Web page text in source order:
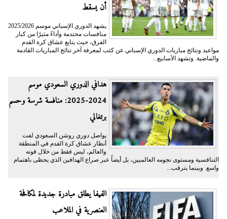
أن يسقط
يشهد الدوري الإسباني موسم 2025/2026
منافسات محتدمة وأداءً مثيرًا من كبار
الفرق، حيث يتابع عشاق كرة القدم
مواعيد ونتائج مباريات الدوري الإسباني عن كثب لمعرفة آخر نتائج المباريات القادمة
والماضية. وتشهد الأسابيع...
هدافي الدوري السعودي موسم
2024-2025: منافسة شرسة وحسم
برتغالي
يواصل دوري روشن السعودي لفت
أنظار عشاق كرة القدم في المنطقة
والعالم، ليس فقط من خلال قوته
التنافسية ومستوى نجومه العالميين، بل أيضاً عبر صراع الهدافين الذي يحظى باهتمام
واسع. وبينما يترقب...
الفيفا يطلق مبادرة جديدة لمكافحة
العنصرية في الملاعب